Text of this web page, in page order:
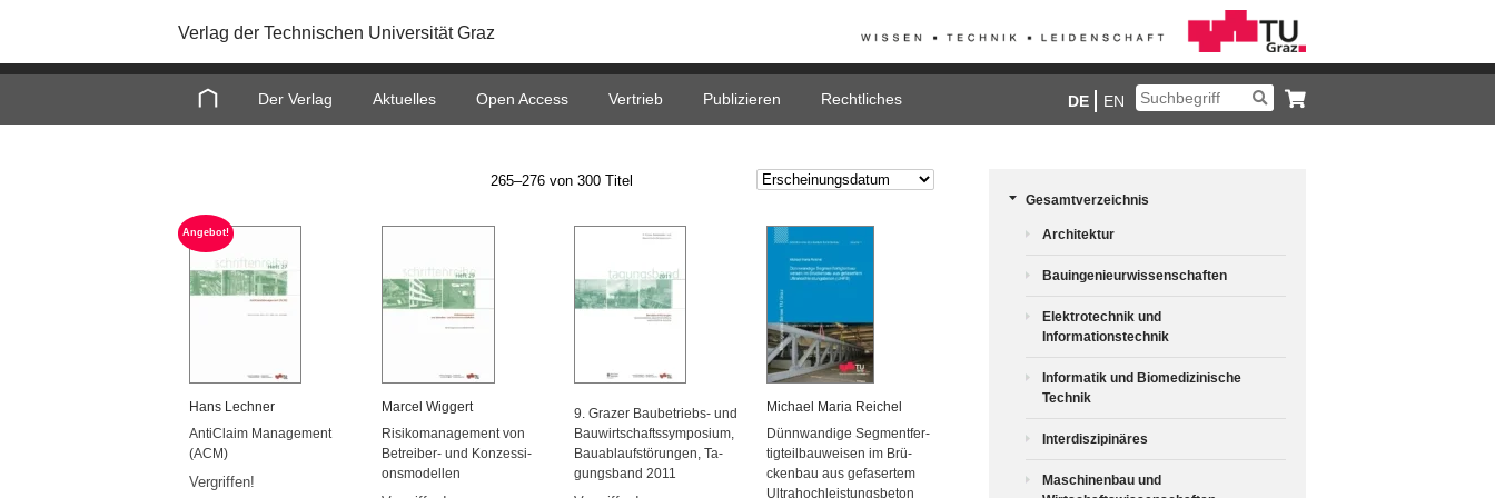
Verlag der Technischen Universität Graz
Home Der Verlag Aktuelles Open Access Vertrieb Publizieren Rechtliches DE EN
265–276 von 300 Titel
An­ge­bot!
Hans Lech­ner
An­ti­Claim Ma­nage­ment
(ACM)
Ver­grif­fen!
Mar­cel Wig­gert
Ri­si­ko­ma­nage­ment von
Be­trei­ber- und Kon­zes­si­
ons­mo­del­len
9. Gra­zer Bau­be­triebs- und
Bau­wirt­schafts­sym­po­si­um,
Bau­ab­lauf­stö­run­gen, Ta­
gungs­band 2011
Mi­cha­el Maria Rei­chel
Dünn­wan­di­ge Seg­ment­fer­
tig­teil­bau­wei­sen im Brü­
cken­bau aus ge­fa­ser­tem
Ul­trahoch­leis­tungs­be­ton
Gesamtverzeichnis
Architektur
Bauingenieurwissenschaften
Elektrotechnik und
Informationstechnik
Informatik und Biomedizinische
Technik
Interdiszipinäres
Maschinenbau und